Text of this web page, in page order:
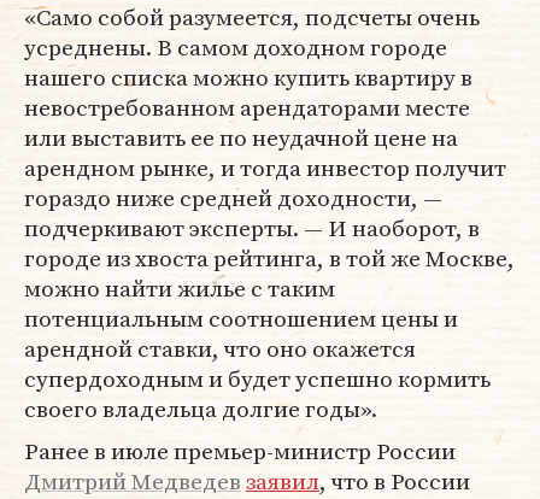
«Само собой разумеется, подсчеты очень
усреднены. В самом доходном городе
нашего списка можно купить квартиру в
невостребованном арендаторами месте
или выставить ее по неудачной цене на
арендном рынке, и тогда инвестор получит
гораздо ниже средней доходности, —
подчеркивают эксперты. — И наоборот, в
городе из хвоста рейтинга, в той же Москве,
можно найти жилье с таким
потенциальным соотношением цены и
арендной ставки, что оно окажется
супердоходным и будет успешно кормить
своего владельца долгие годы».
Ранее в июле премьер-министр России
Дмитрий Медведевзаявил, что в России